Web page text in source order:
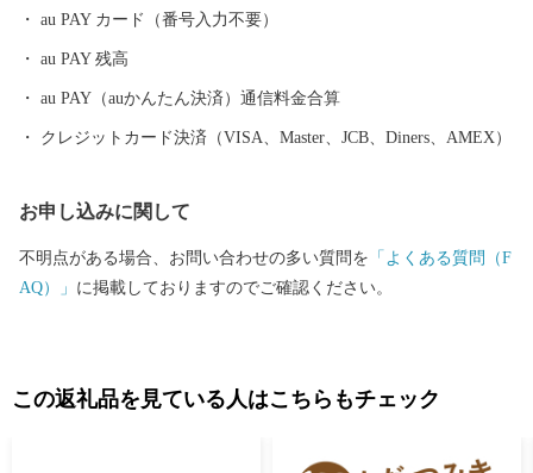
上旬に盛大に開催される八尾河内音頭まつり。河内音頭グランプ
市民で賑わいます。 ＜歴史遺産のまち＞ 八尾市はゆたかな歴史や
文化財を有するまちです。市東部にある高安山山ろくは、地元で
「やまんねき」と呼ばれ、古くから人々が暮らす里山であり、歴
る「高安千塚（たかやすせんづか）古墳群」」は全国的にも知ら
れています。 ＜ものづくりのまち＞ 中小企業を中心に、高度な技
術力と製品開発力を誇る「ものづくりのまち」です。 全国トップ
すます活力にあふれています。 八尾の特産 ＜八尾えだまめ＞ 八
au PAY カード（番号入力不要）
au PAY 残高
au PAY（auかんたん決済）通信料金合算
クレジットカード決済（VISA、Master、JCB、Diners、AMEX）
お申し込みに関して
不明点がある場合、お問い合わせの多い質問を 「よくある質問（F
AQ）」 に掲載しておりますのでご確認ください。
この返礼品を見ている人はこちらもチェック